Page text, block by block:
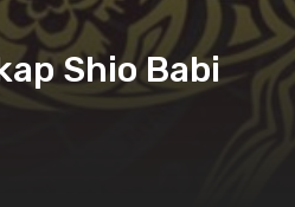
Shio Babi